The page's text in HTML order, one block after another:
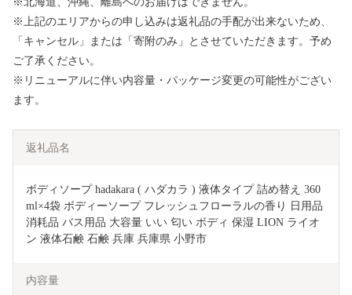
※上記のエリアからの申し込みは返礼品の手配が出来ないため、
「キャンセル」または「寄附のみ」とさせていただきます。予め
ご了承ください。
※リニューアルに伴い内容量・パッケージ変更の可能性がござい
ます。
返礼品名
ボディソープ hadakara ( ハダカラ ) 液体タイプ 詰め替え 360
ml×4袋 ボディーソープ フレッシュフローラルの香り 日用品
消耗品 バス用品 大容量 いい 匂い ボディ 保湿 LION ライオ
ン 液体石鹸 石鹸 兵庫 兵庫県 小野市
内容量